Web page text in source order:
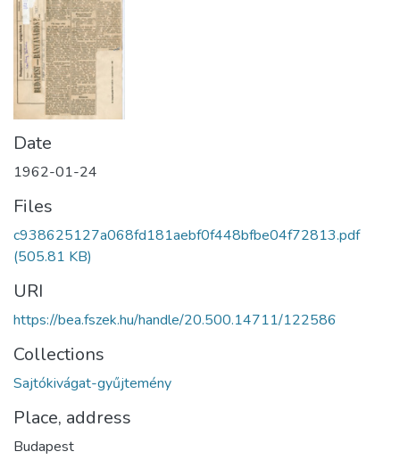
Date
1962-01-24
Files
c938625127a068fd181aebf0f448bfbe04f72813.pdf
(505.81 KB)
URI
https://bea.fszek.hu/handle/20.500.14711/122586
Collections
Sajtókivágat-gyűjtemény
Place, address
Budapest